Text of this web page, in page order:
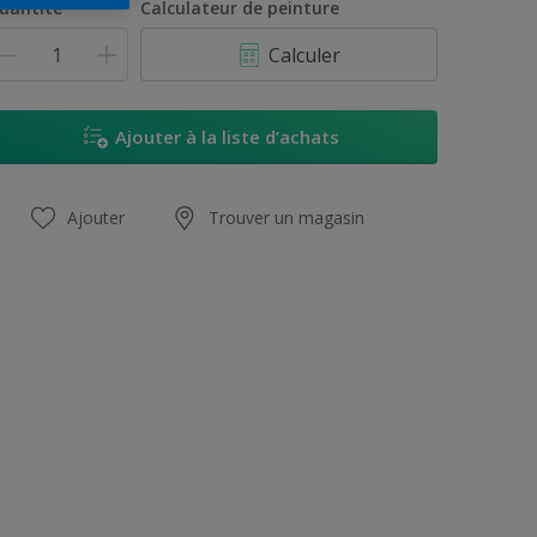
Calculateur de peinture
Calculer
Ajouter à la liste d’achats
Ajouter Trouver un magasin